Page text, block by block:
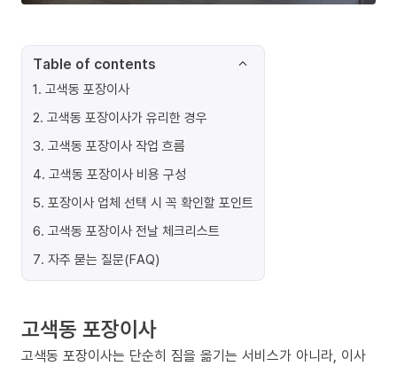
Table of contents
1. 고색동 포장이사
2. 고색동 포장이사가 유리한 경우
3. 고색동 포장이사 작업 흐름
4. 고색동 포장이사 비용 구성
5. 포장이사 업체 선택 시 꼭 확인할 포인트
6. 고색동 포장이사 전날 체크리스트
7. 자주 묻는 질문(FAQ)
고색동 포장이사
고색동 포장이사는 단순히 짐을 옮기는 서비스가 아니라, 이사